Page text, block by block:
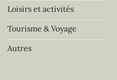
Loisirs et activités
Tourisme & Voyage
Autres